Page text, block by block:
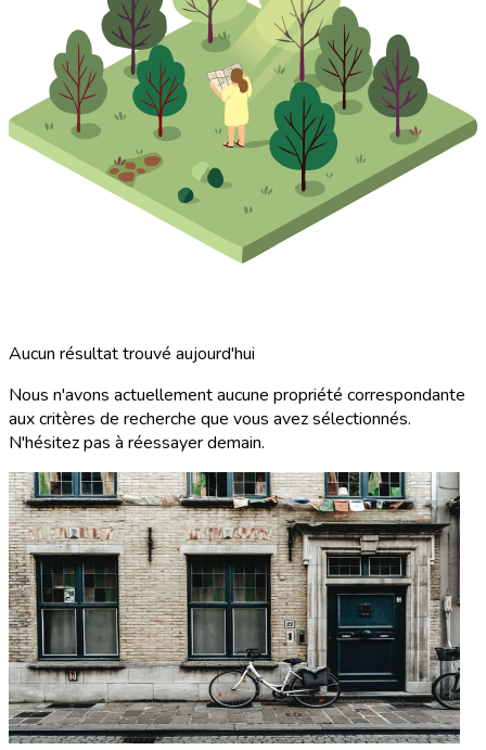
Aucun résultat trouvé aujourd'hui
Nous n'avons actuellement aucune propriété correspondante
aux critères de recherche que vous avez sélectionnés.
N'hésitez pas à réessayer demain.